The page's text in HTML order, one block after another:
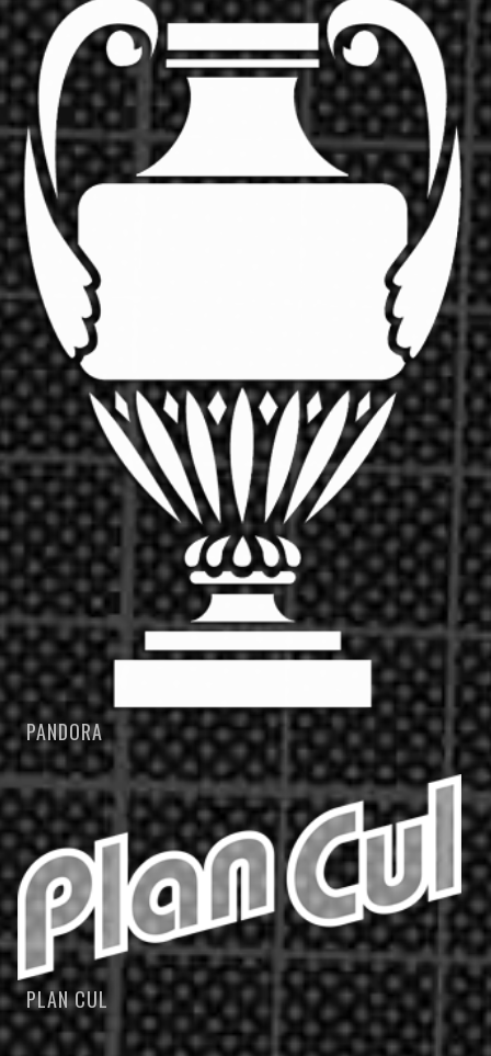
PANDORA
PLAN CUL